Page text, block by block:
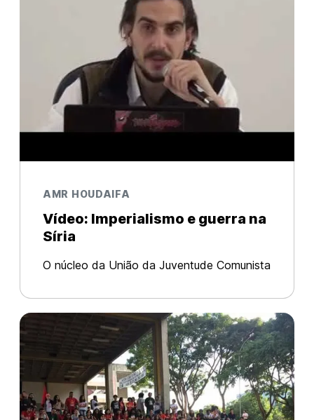
AMR HOUDAIFA
Vídeo: Imperialismo e guerra na
Síria
O núcleo da União da Juventude Comunista
sobre a guerra na Síria com a participação
do camarada Amr Houdaifa, jornalista e
militante do Partido Comunista Sírio